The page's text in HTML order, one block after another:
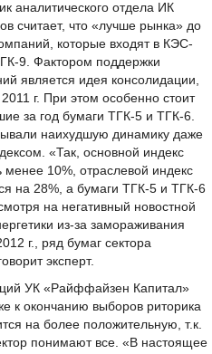
аналитического отдела ИК
считает, что «лучше рынка» до
которые входят в КЭС-
9. Фактором поддержки
является идея консолидации,
г. При этом особенно стоит
за год бумаги ТГК-5 и ТГК-6.
наихудшую динамику даже
«Так, основной индекс
менее 10%, отраслевой индекс
на 28%, а бумаги ТГК-5 и ТГК-6
на негативный новостной
из-за замораживания
г., ряд бумаг сектора
эксперт.
УК «Райффайзен Капитал»
к окончанию выборов риторика
на более положительную, т.к.
понимают все. «В настоящее